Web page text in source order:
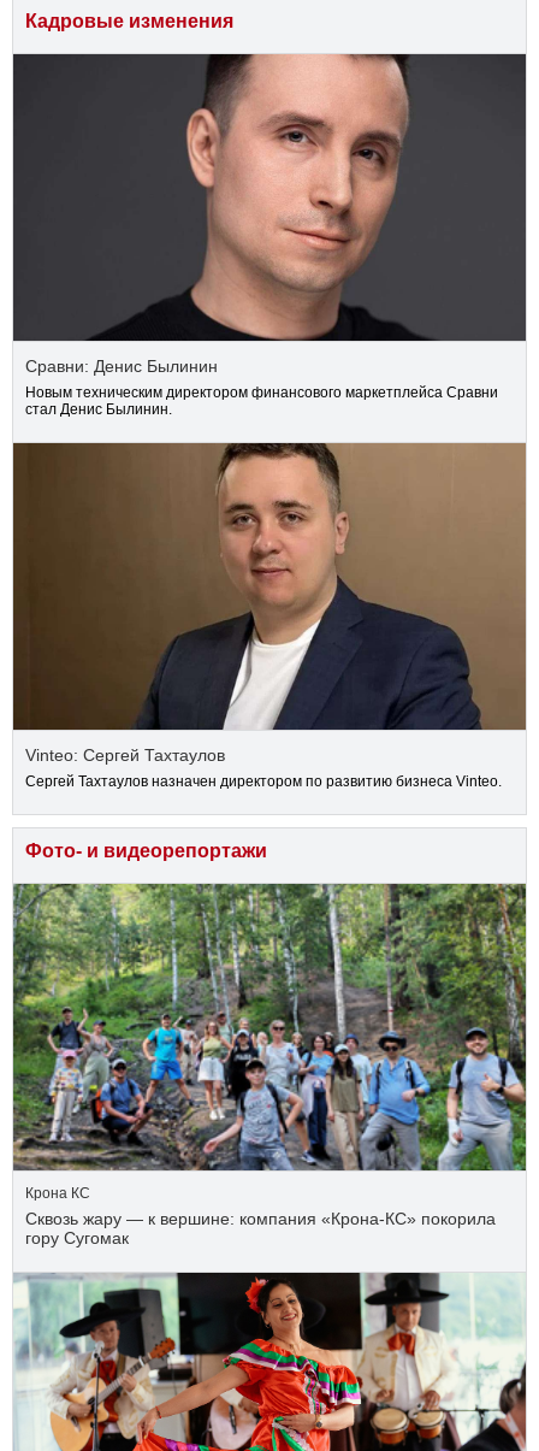
Кадровые изменения
Сравни: Денис Былинин
Новым техническим директором финансового маркетплейса Сравни
стал Денис Былинин.
Vinteo: Сергей Тахтаулов
Сергей Тахтаулов назначен директором по развитию бизнеса Vinteo.
Фото- и видеорепортажи
Крона КС
Сквозь жару — к вершине: компания «Крона‑КС» покорила
гору Сугомак